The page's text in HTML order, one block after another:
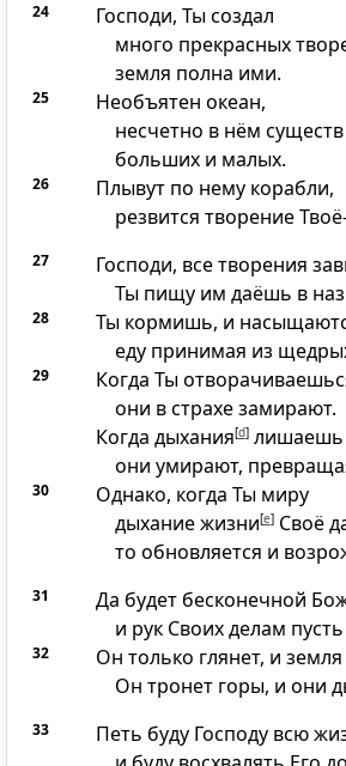
24
Господи, Ты создал
много прекрасных
земля полна ими.
25
Необъятен океан,
несчетно в нём существ
больших и малых.
26
Плывут по нему корабли,
резвится творение
27
Господи, все творения
Ты пищу им даёшь в
28
Ты кормишь, и
еду принимая из
29
Когда Ты
они в страхе замирают.
Когда дыхания[d]лишаешь
они умирают,
30
Однако, когда Ты миру
дыхание жизни[e]Своё
то обновляется и
31
Да будет бесконечной
и рук Своих делам
32
Он только глянет, и земля
Он тронет горы, и они
33
Петь буду Господу всю